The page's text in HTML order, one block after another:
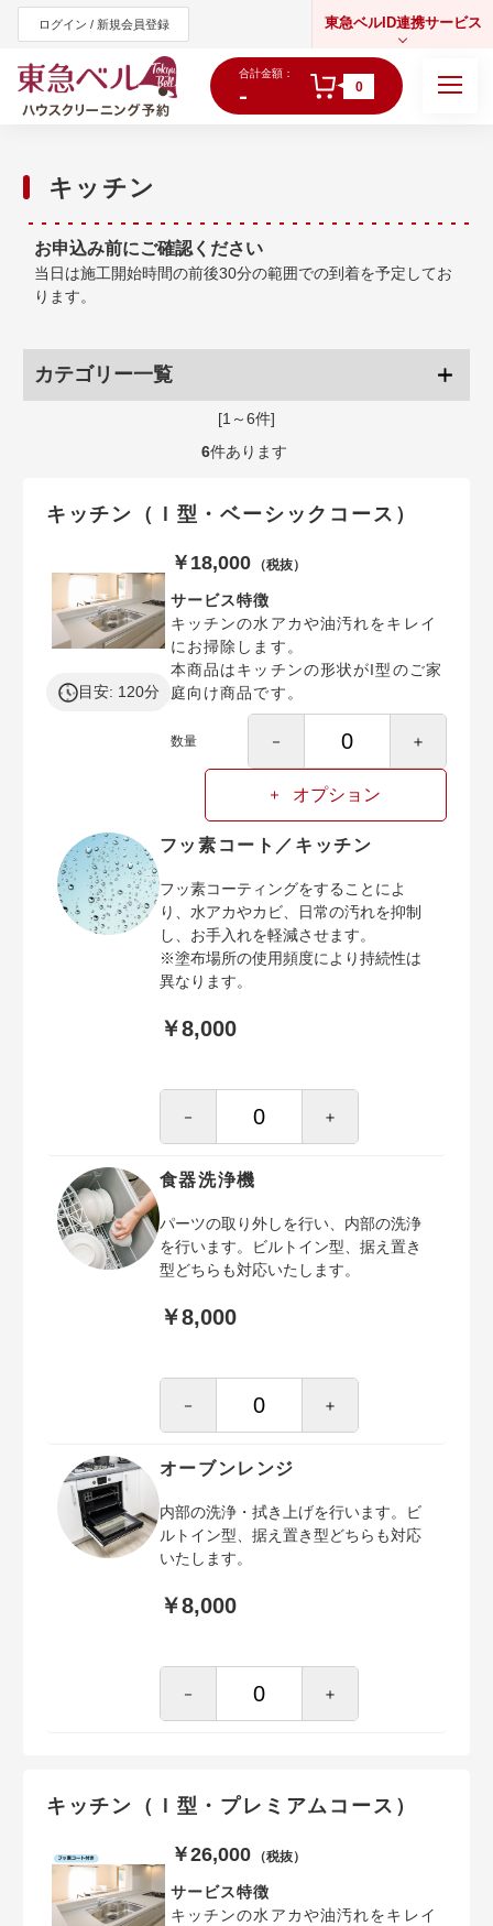
ログイン / 新規会員登録 東急ベルID連携サービス
合計金額：
- 0
キッチン
お申込み前にご確認ください
当日は施工開始時間の前後30分の範囲での到着を予定してお
ります。
カテゴリー一覧
[1～6件]
6件あります
キッチン（Ｉ型・ベーシックコース）
目安: 120分
￥18,000 （税抜）
サービス特徴
キッチンの水アカや油汚れをキレイ
にお掃除します。
本商品はキッチンの形状がI型のご家
庭向け商品です。
数量 － ＋
オプション
フッ素コート／キッチン
フッ素コーティングをすることによ
り、水アカやカビ、日常の汚れを抑制
し、お手入れを軽減させます。
※塗布場所の使用頻度により持続性は
異なります。
￥8,000
－ ＋
食器洗浄機
パーツの取り外しを行い、内部の洗浄
を行います。ビルトイン型、据え置き
型どちらも対応いたします。
￥8,000
－ ＋
オーブンレンジ
内部の洗浄・拭き上げを行います。ビ
ルトイン型、据え置き型どちらも対応
いたします。
￥8,000
－ ＋
キッチン（Ｉ型・プレミアムコース）
￥26,000 （税抜）
サービス特徴
キッチンの水アカや油汚れをキレイ